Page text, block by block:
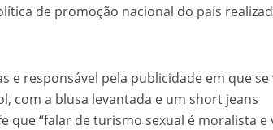
de promoção nacional do país
e responsável pela publicidade em que se
com a blusa levantada e um short jeans
que “falar de turismo sexual é moralista e